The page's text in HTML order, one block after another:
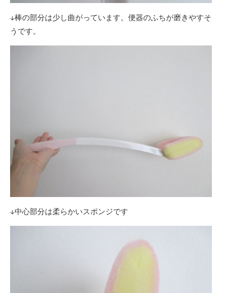
↓棒の部分は少し曲がっています。便器のふちが磨きやすそ
うです。
↓中心部分は柔らかいスポンジです